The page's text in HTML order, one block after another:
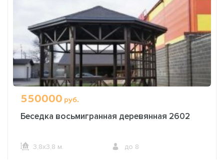
550000 руб.
Беседка восьмигранная деревянная 2602
3,8х3,8 м. до 8